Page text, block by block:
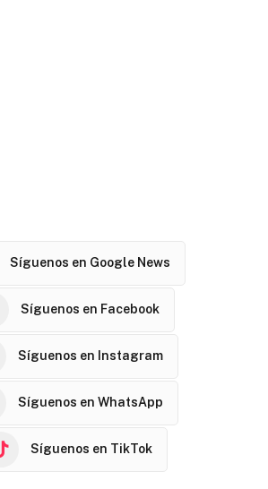
Síguenos en Google News
Síguenos en Facebook
Síguenos en Instagram
Síguenos en WhatsApp
Síguenos en TikTok